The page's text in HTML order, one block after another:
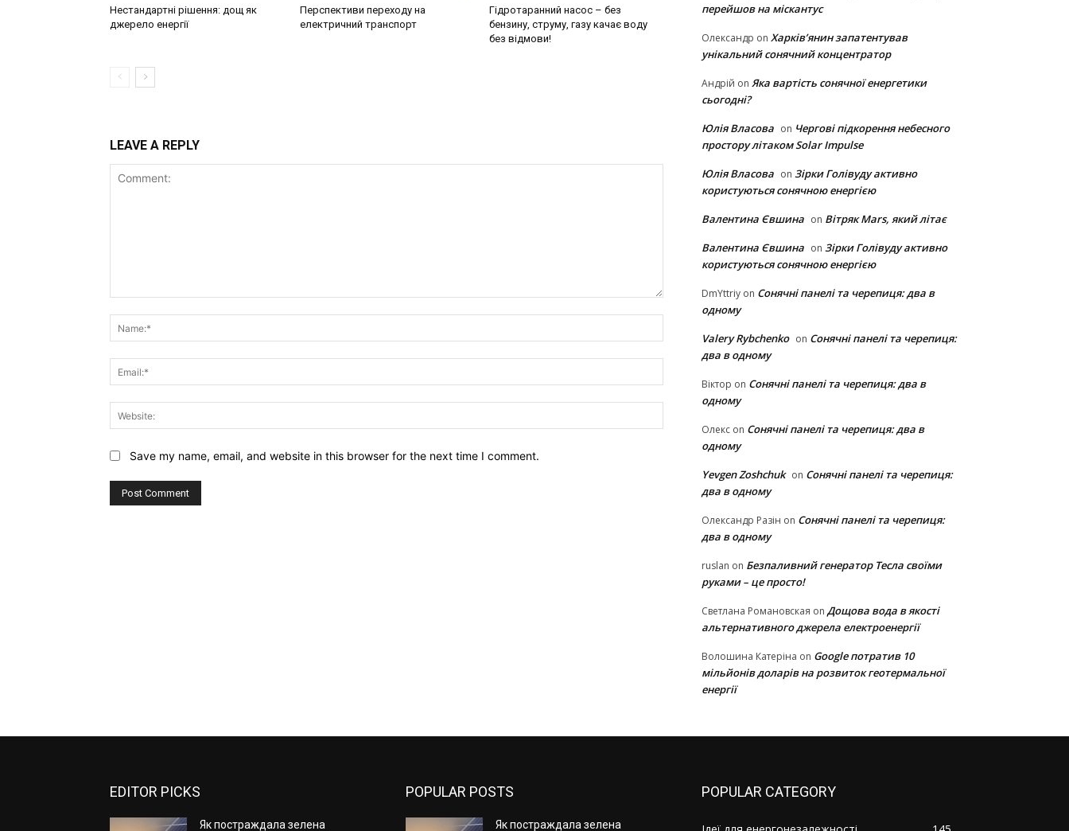
Нестандартні рішення: дощ як
джерело енергії
Перспективи переходу на
електричний транспорт
Гідротаранний насос – без
бензину, струму, газу качає воду
без відмови!
LEAVE A REPLY
Save my name, email, and website in this browser for the next time I comment.
перейшов на міскантус
Олександр on Харків’янин запатентував
унікальний сонячний концентратор
Андрій on Яка вартість сонячної енергетики
сьогодні?
Юлія Власова on Чергові підкорення небесного
простору літаком Solar Impulse
Юлія Власова on Зірки Голівуду активно
користуються сонячною енергією
Валентина Євшина on Вітряк Mars, який літає
Валентина Євшина on Зірки Голівуду активно
користуються сонячною енергією
DmYttriy on Сонячні панелі та черепиця: два в
одному
Valery Rybchenko on Сонячні панелі та черепиця:
два в одному
Віктор on Сонячні панелі та черепиця: два в
одному
Олекс on Сонячні панелі та черепиця: два в
одному
Yevgen Zoshchuk on Сонячні панелі та черепиця:
два в одному
Олександр Разін on Сонячні панелі та черепиця:
два в одному
ruslan on Безпаливний генератор Тесла своїми
руками – це просто!
Светлана Романовская on Дощова вода в якості
альтернативного джерела електроенергії
Волошина Катеріна on Google потратив 10
мільйонів доларів на розвиток геотермальної
енергії
EDITOR PICKS
Як постраждала зелена
POPULAR POSTS
Як постраждала зелена
POPULAR CATEGORY